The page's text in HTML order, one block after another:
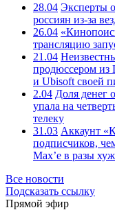
28.04 Эксперты
россиян из-за
26.04
трансляцию
21.04
продюссером из
и Ubisoft своей
2.04 Доля денег
упала на
телеку
31.03 Аккаунт
подписчиков,
Max’е в разы
Все новости
Подсказать ссылку
Прямой эфир